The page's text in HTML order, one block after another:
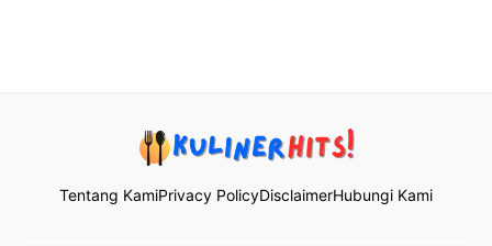
Tentang KamiPrivacy PolicyDisclaimerHubungi Kami